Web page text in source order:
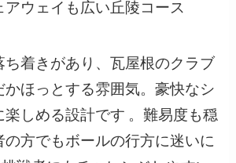
アウェイも広い丘陵コース
ち着きがあり、瓦屋根のクラブ
かほっとする雰囲気。豪快なシ
楽しめる設計です 。難易度も穏
の方でもボールの行方に迷いに